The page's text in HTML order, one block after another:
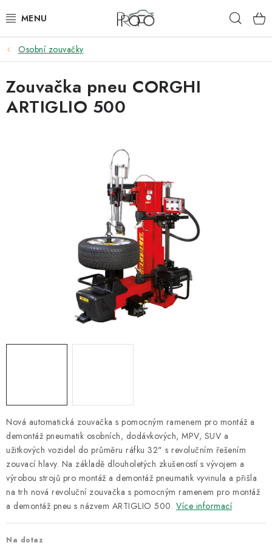
na
ZVEDÁKY
ZOUVAČKY
VYVAŽOVAČKY
AUTOMATICKÉ PŘEVODOVKY
OLEJE A KAPALINY
TECHNICKÁ VÝUKA
Úvod O nás Kariéra Reference Servis
Bazar
Blog
Doprava & platby Kontakty
Moje objednávka
Obchodní podmínky
Podmínky ochrany osobních údajů
Osobní zouvačky
Nová automatická zouvačka s pomocným ramenem pro montáž a
demontáž pneumatik osobních, dodávkových, MPV, SUV a
užitkových vozidel do průměru ráfku 32" s revolučním řešením
zouvací hlavy. Na základě dlouholetých zkušeností s vývojem a
výrobou strojů pro montáž a demontáž pneumatik vyvinula a přišla
na trh nová revoluční zouvačka s pomocným ramenem pro montáž
a demontáž pneu s názvem ARTIGLIO 500. Více informací
Na dotaz
Zouvačka pneu CORGHI
ARTIGLIO 500